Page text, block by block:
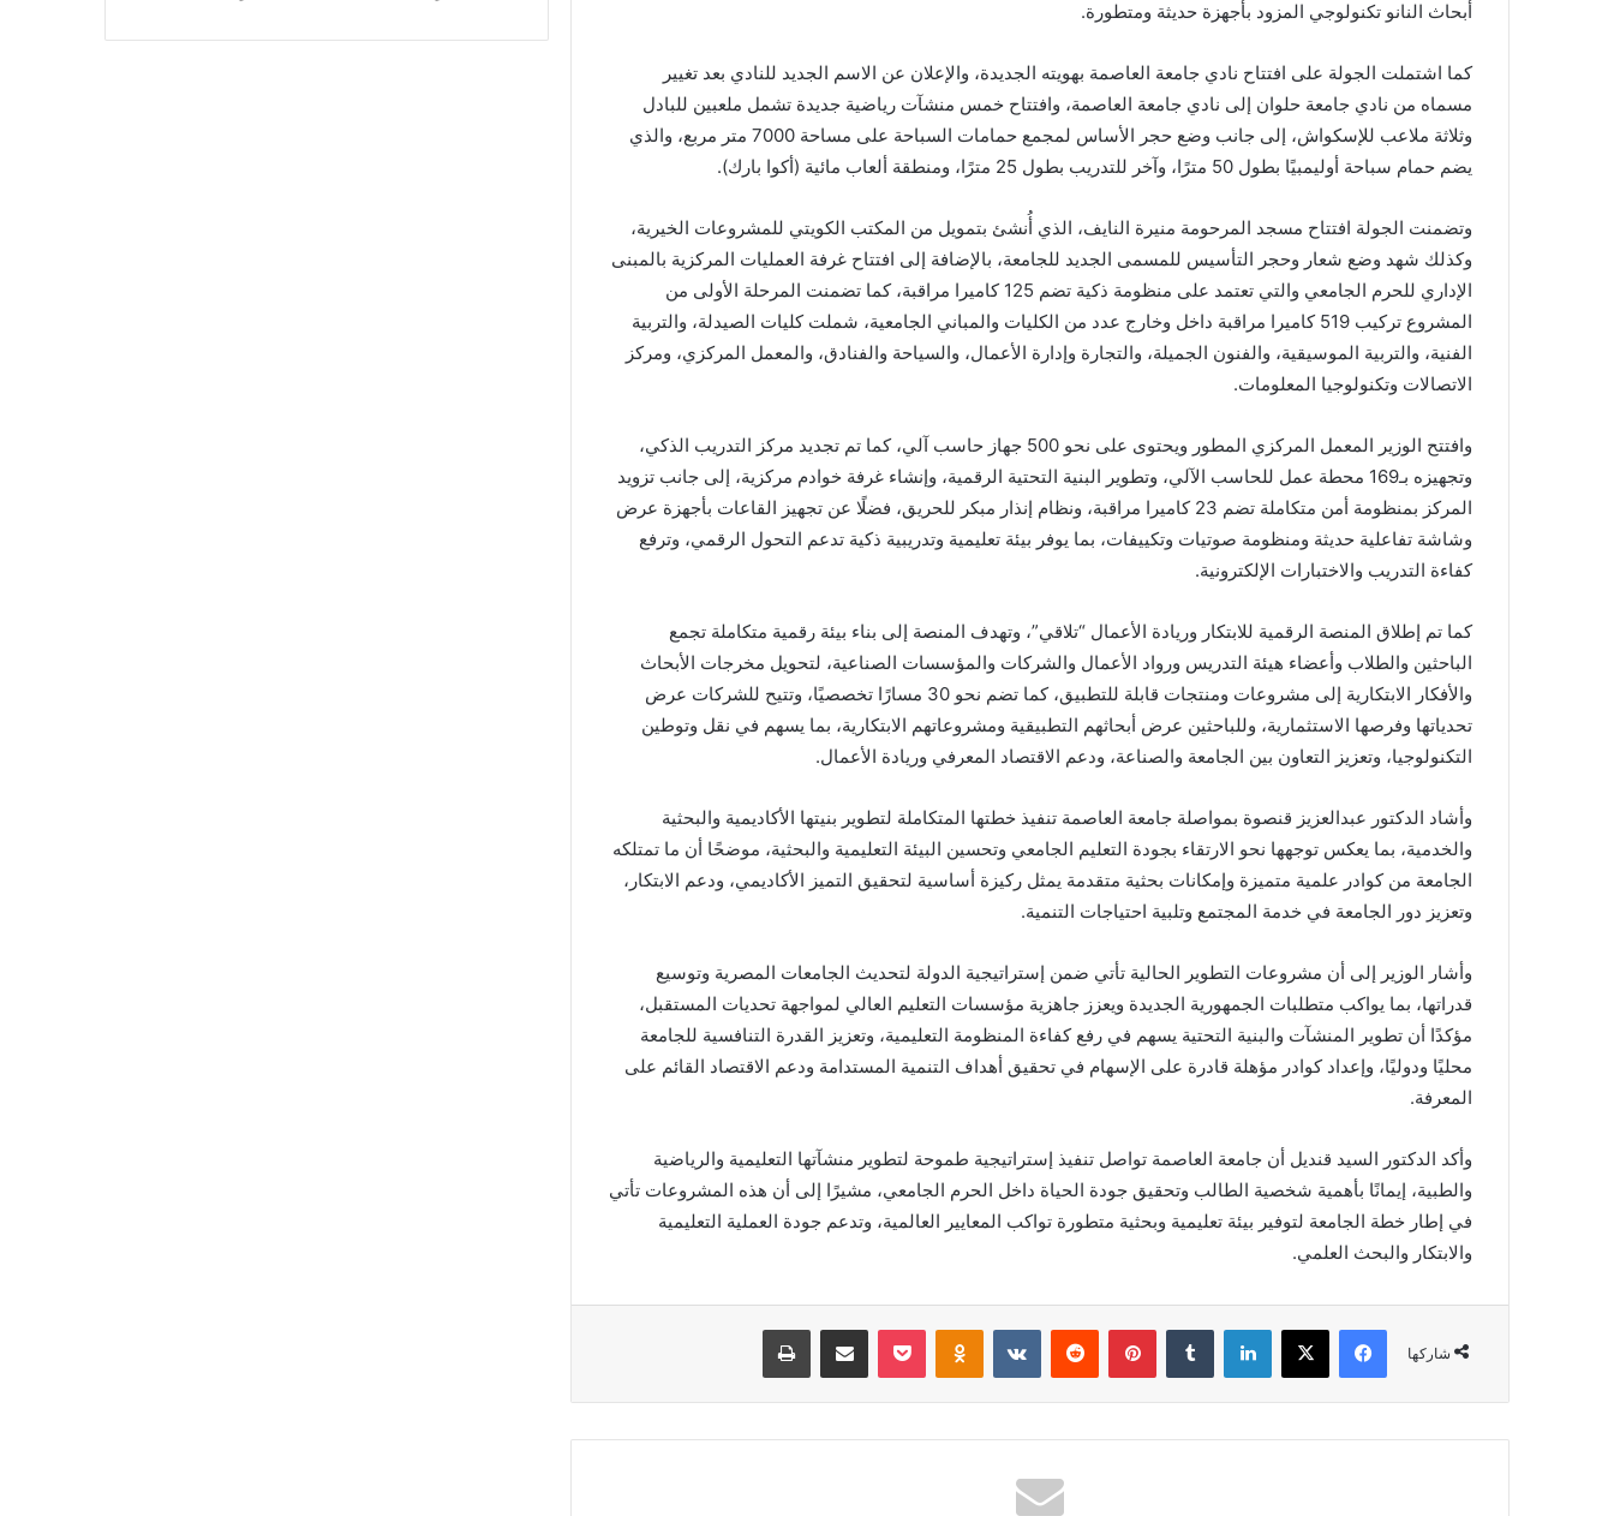
أبحاث النانو تكنولوجي المزود بأجهزة حديثة ومتطورة.
كما اشتملت الجولة على افتتاح نادي جامعة العاصمة بهويته الجديدة، والإعلان عن الاسم الجديد للنادي بعد تغيير
مسماه من نادي جامعة حلوان إلى نادي جامعة العاصمة، وافتتاح خمس منشآت رياضية جديدة تشمل ملعبين للبادل
وثلاثة ملاعب للإسكواش، إلى جانب وضع حجر الأساس لمجمع حمامات السباحة على مساحة 7000 متر مربع، والذي
يضم حمام سباحة أوليمبيًا بطول 50 مترًا، وآخر للتدريب بطول 25 مترًا، ومنطقة ألعاب مائية (أكوا بارك).
وتضمنت الجولة افتتاح مسجد المرحومة منيرة النايف، الذي أُنشئ بتمويل من المكتب الكويتي للمشروعات الخيرية،
وكذلك شهد وضع شعار وحجر التأسيس للمسمى الجديد للجامعة، بالإضافة إلى افتتاح غرفة العمليات المركزية بالمبنى
الإداري للحرم الجامعي والتي تعتمد على منظومة ذكية تضم 125 كاميرا مراقبة، كما تضمنت المرحلة الأولى من
المشروع تركيب 519 كاميرا مراقبة داخل وخارج عدد من الكليات والمباني الجامعية، شملت كليات الصيدلة، والتربية
الفنية، والتربية الموسيقية، والفنون الجميلة، والتجارة وإدارة الأعمال، والسياحة والفنادق، والمعمل المركزي، ومركز
الاتصالات وتكنولوجيا المعلومات.
وافتتح الوزير المعمل المركزي المطور ويحتوى على نحو 500 جهاز حاسب آلي، كما تم تجديد مركز التدريب الذكي،
وتجهيزه بـ169 محطة عمل للحاسب الآلي، وتطوير البنية التحتية الرقمية، وإنشاء غرفة خوادم مركزية، إلى جانب تزويد
المركز بمنظومة أمن متكاملة تضم 23 كاميرا مراقبة، ونظام إنذار مبكر للحريق، فضلًا عن تجهيز القاعات بأجهزة عرض
وشاشة تفاعلية حديثة ومنظومة صوتيات وتكييفات، بما يوفر بيئة تعليمية وتدريبية ذكية تدعم التحول الرقمي، وترفع
كفاءة التدريب والاختبارات الإلكترونية.
كما تم إطلاق المنصة الرقمية للابتكار وريادة الأعمال “تلاقي”، وتهدف المنصة إلى بناء بيئة رقمية متكاملة تجمع
الباحثين والطلاب وأعضاء هيئة التدريس ورواد الأعمال والشركات والمؤسسات الصناعية، لتحويل مخرجات الأبحاث
والأفكار الابتكارية إلى مشروعات ومنتجات قابلة للتطبيق، كما تضم نحو 30 مسارًا تخصصيًا، وتتيح للشركات عرض
تحدياتها وفرصها الاستثمارية، وللباحثين عرض أبحاثهم التطبيقية ومشروعاتهم الابتكارية، بما يسهم في نقل وتوطين
التكنولوجيا، وتعزيز التعاون بين الجامعة والصناعة، ودعم الاقتصاد المعرفي وريادة الأعمال.
وأشاد الدكتور عبدالعزيز قنصوة بمواصلة جامعة العاصمة تنفيذ خطتها المتكاملة لتطوير بنيتها الأكاديمية والبحثية
والخدمية، بما يعكس توجهها نحو الارتقاء بجودة التعليم الجامعي وتحسين البيئة التعليمية والبحثية، موضحًا أن ما تمتلكه
الجامعة من كوادر علمية متميزة وإمكانات بحثية متقدمة يمثل ركيزة أساسية لتحقيق التميز الأكاديمي، ودعم الابتكار،
وتعزيز دور الجامعة في خدمة المجتمع وتلبية احتياجات التنمية.
وأشار الوزير إلى أن مشروعات التطوير الحالية تأتي ضمن إستراتيجية الدولة لتحديث الجامعات المصرية وتوسيع
قدراتها، بما يواكب متطلبات الجمهورية الجديدة ويعزز جاهزية مؤسسات التعليم العالي لمواجهة تحديات المستقبل،
مؤكدًا أن تطوير المنشآت والبنية التحتية يسهم في رفع كفاءة المنظومة التعليمية، وتعزيز القدرة التنافسية للجامعة
محليًا ودوليًا، وإعداد كوادر مؤهلة قادرة على الإسهام في تحقيق أهداف التنمية المستدامة ودعم الاقتصاد القائم على
المعرفة.
وأكد الدكتور السيد قنديل أن جامعة العاصمة تواصل تنفيذ إستراتيجية طموحة لتطوير منشآتها التعليمية والرياضية
والطبية، إيمانًا بأهمية شخصية الطالب وتحقيق جودة الحياة داخل الحرم الجامعي، مشيرًا إلى أن هذه المشروعات تأتي
في إطار خطة الجامعة لتوفير بيئة تعليمية وبحثية متطورة تواكب المعايير العالمية، وتدعم جودة العملية التعليمية
والابتكار والبحث العلمي.
شاركها
فيسبوك X لينكدإن بينتيريست Odnoklassniki
بوكيت مشاركة عبر البريد طباعة